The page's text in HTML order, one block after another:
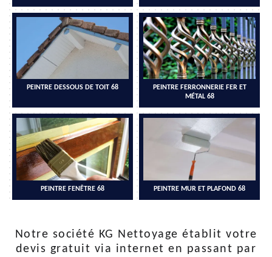
PEINTRE DESSOUS DE TOIT 68
PEINTRE FERRONNERIE FER ET
MÉTAL 68
PEINTRE FENÊTRE 68 PEINTRE MUR ET PLAFOND 68
Notre société KG Nettoyage établit votre
devis gratuit via internet en passant par